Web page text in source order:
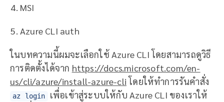
MSI
Azure CLI auth
ในบทความนี้ผมจะเลือกใช้ Azure CLI โดยสามารถดูวิธี
การติดตั้งได้จาก https://docs.microsoft.com/en-
us/cli/azure/install-azure-cli โดยให้ทำการรันคำสั่ง
az login
เพื่อเข้าสู่ระบบให้กับ Azure CLI ของเราให้